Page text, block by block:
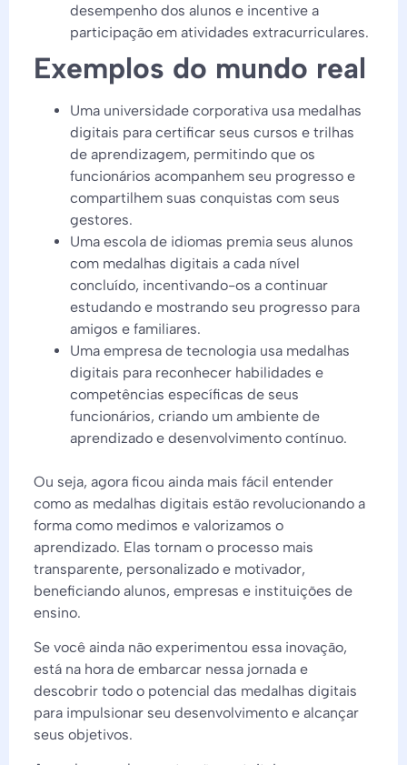
desempenho dos alunos e incentive a
participação em atividades extracurriculares.
Exemplos do mundo real
Uma universidade corporativa usa medalhas
digitais para certificar seus cursos e trilhas
de aprendizagem, permitindo que os
funcionários acompanhem seu progresso e
compartilhem suas conquistas com seus
gestores.
Uma escola de idiomas premia seus alunos
com medalhas digitais a cada nível
concluído, incentivando-os a continuar
estudando e mostrando seu progresso para
amigos e familiares.
Uma empresa de tecnologia usa medalhas
digitais para reconhecer habilidades e
competências específicas de seus
funcionários, criando um ambiente de
aprendizado e desenvolvimento contínuo.
Ou seja, agora ficou ainda mais fácil entender
como as medalhas digitais estão revolucionando a
forma como medimos e valorizamos o
aprendizado. Elas tornam o processo mais
transparente, personalizado e motivador,
beneficiando alunos, empresas e instituições de
ensino.
Se você ainda não experimentou essa inovação,
está na hora de embarcar nessa jornada e
descobrir todo o potencial das medalhas digitais
para impulsionar seu desenvolvimento e alcançar
seus objetivos.